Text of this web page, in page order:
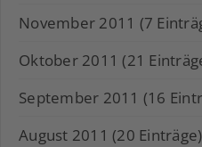
November 2011 (7
Oktober 2011 (21
September 2011 (16
August 2011 (20 Einträge)